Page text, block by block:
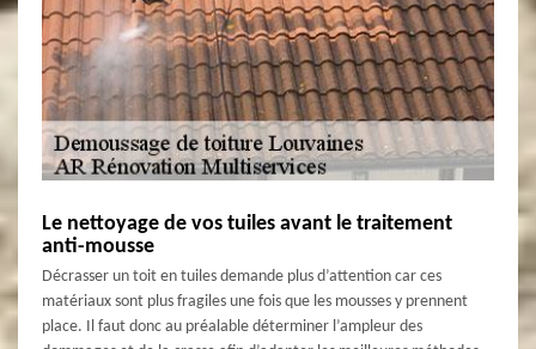
Le nettoyage de vos tuiles avant le traitement
anti-mousse
Décrasser un toit en tuiles demande plus d’attention car ces
matériaux sont plus fragiles une fois que les mousses y prennent
place. Il faut donc au préalable déterminer l’ampleur des